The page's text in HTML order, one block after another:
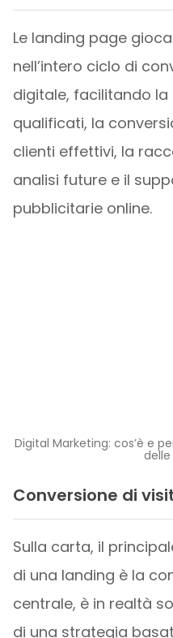
Le landing page
nell’intero ciclo di
digitale, facilitando la
qualificati, la
clienti effettivi, la
analisi future e il
pubblicitarie online.
Digital Marketing: cos’è e
Conversione di
Sulla carta, il
di una landing è la
centrale, è in realtà
di una strategia